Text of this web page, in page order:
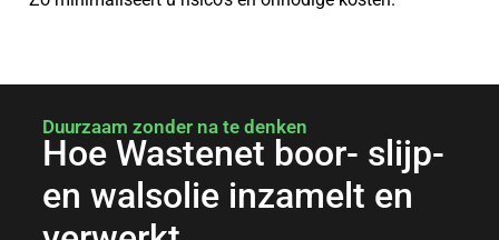
Duurzaam zonder na te denken
Hoe Wastenet boor- slijp-
en walsolie inzamelt en